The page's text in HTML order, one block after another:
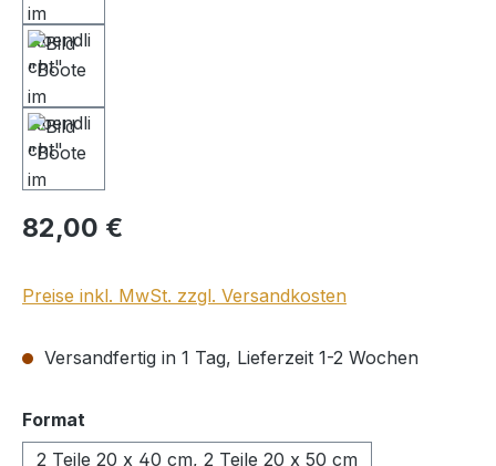
Regulärer Preis:
82,00 €
Preise inkl. MwSt. zzgl. Versandkosten
Versandfertig in 1 Tag, Lieferzeit 1-2 Wochen
Format
2 Teile 20 x 40 cm, 2 Teile 20 x 50 cm